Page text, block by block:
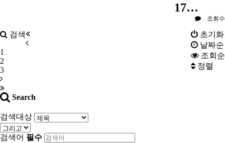
17…
조회수
초기화
날짜순
조회순
정렬
검색
1
2
3
Search
검색대상
검색어 필수